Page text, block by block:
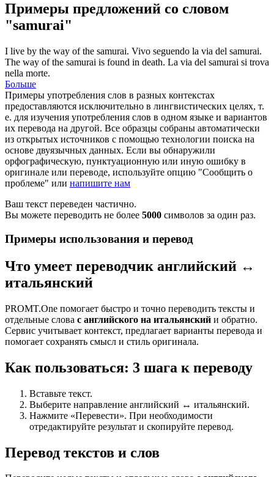
Примеры предложений со словом
"samurai"
I live by the way of the samurai. Vivo seguendo la via del samurai.
The way of the samurai is found in death. La via del samurai si trova
nella morte.
Больше
Примеры употребления слов в разных контекстах
предоставляются исключительно в лингвистических целях, т.
е. для изучения употребления слов в одном языке и вариантов
их перевода на другой. Все образцы собраны автоматически
из открытых источников с помощью технологии поиска на
основе двуязычных данных. Если вы обнаружили
орфографическую, пунктуационную или иную ошибку в
оригинале или переводе, используйте опцию "Сообщить о
проблеме" или напишите нам
Ваш текст переведен частично.
Вы можете переводить не более 5000 символов за один раз.
Примеры использования и перевод
Что умеет переводчик английский ↔
итальянский
PROMT.One помогает быстро и точно переводить тексты и
отдельные слова с английского на итальянский и обратно.
Сервис учитывает контекст, предлагает варианты перевода и
помогает сохранять смысл и стиль оригинала.
Как пользоваться: 3 шага к переводу
Вставьте текст.
Выберите направление английский ↔ итальянский.
Нажмите «Перевести». При необходимости
отредактируйте результат и скопируйте перевод.
Перевод текстов и слов